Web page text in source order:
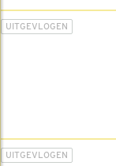
UITGEVLOGEN
UITGEVLOGEN